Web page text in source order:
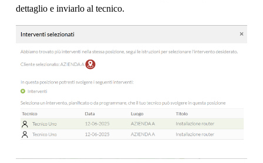
dettaglio e inviarlo al tecnico.